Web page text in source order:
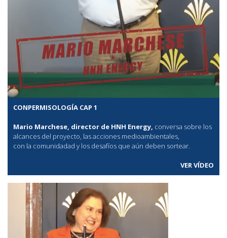
CONPERMISOLOGÍA CAP 1
Mario Marchese, director de HNH Energy, conversa sobre los
alcances del proyecto, las acciones medioambientales,
con la comunidadad y los desafíos que aún deben sortear.
VER VÍDEO